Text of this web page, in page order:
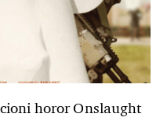
horor Onslaught